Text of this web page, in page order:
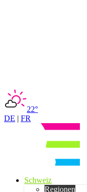
22°
DE | FR
Schweiz
Regionen